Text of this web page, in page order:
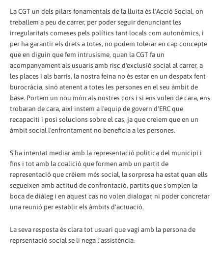
La CGT un dels pilars fonamentals de la lluita és l'Acció Social, on
treballem a peu de carrer, per poder seguir denunciant les
irregularitats comeses pels polítics tant locals com autonòmics, i
per ha garantir els drets a totes, no podem tolerar en cap concepte
que en diguin que fem intrusisme, quan la CGT fa un
acompanyament als usuaris amb risc d'exclusió social al carrer, a
les places i als barris, la nostra feina no és estar en un despatx fent
burocràcia, sinó atenent a totes les persones en el seu àmbit de
base. Portem un nou món als nostres cors i si ens volen de cara, ens
trobaran de cara, així instem a l'equip de govern d'ERC que
recapaciti i posi solucions sobre el cas, ja que creiem que en un
àmbit social l'enfrontament no beneficia a les persones.
S'ha intentat mediar amb la representació política del municipi i
fins i tot amb la coalició que formen amb un partit de
representació que crèiem més social, la sorpresa ha estat quan ells
segueixen amb actitud de confrontació, partits que s'omplen la
boca de diàleg i en aquest cas no volen dialogar, ni poder concretar
una reunió per establir els àmbits d'actuació.
La seva resposta és clara tot usuari que vagi amb la persona de
reprsentació social se li nega l'assistència.